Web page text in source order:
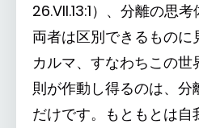
26.VII.13:1）、分離の思
両者は区別できるものに
カルマ、すなわちこの
則が作動し得るのは、分
だけです。もともとは自